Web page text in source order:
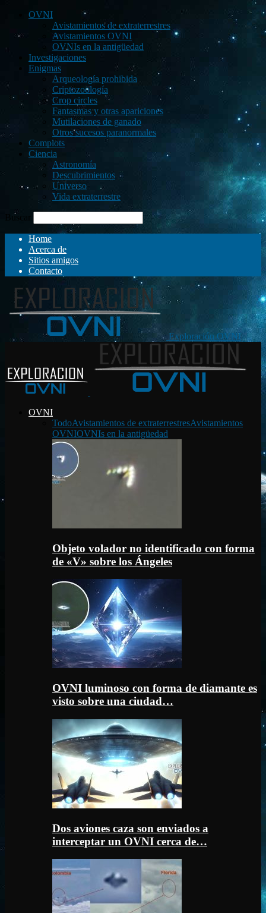
OVNI
Avistamientos de extraterrestres
Avistamientos OVNI
OVNIs en la antigüedad
Investigaciones
Enigmas
Arqueología prohibida
Criptozoología
Crop circles
Fantasmas y otras apariciones
Mutilaciones de ganado
Otros sucesos paranormales
Complots
Ciencia
Astronomía
Descubrimientos
Universo
Vida extraterrestre
Buscar
Home
Acerca de
Sitios amigos
Contacto
Exploración OVNI
OVNI
TodoAvistamientos de extraterrestresAvistamientos
OVNIOVNIs en la antigüedad
Objeto volador no identificado con forma
de «V» sobre los Ángeles
OVNI luminoso con forma de diamante es
visto sobre una ciudad…
Dos aviones caza son enviados a
interceptar un OVNI cerca de…